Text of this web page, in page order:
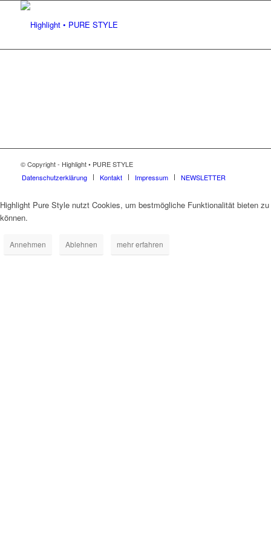
© Copyright - Highlight • PURE STYLE
Datenschutzerklärung
Kontakt Impressum NEWSLETTER
Highlight Pure Style nutzt Cookies, um bestmögliche Funktionalität bieten zu
können.
Annehmen Ablehnen mehr erfahren